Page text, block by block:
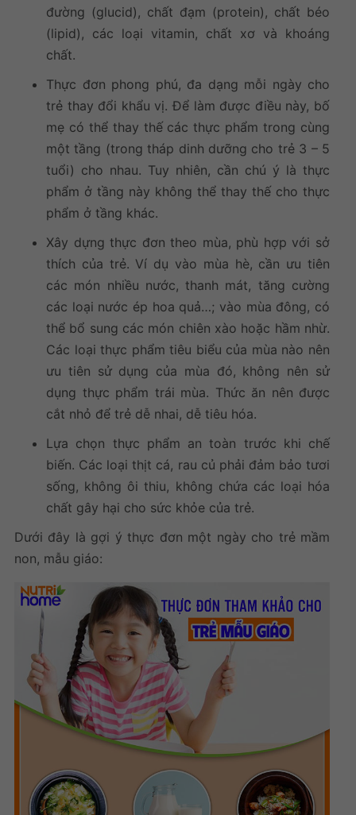
đường (glucid), chất đạm (protein), chất béo
(lipid), các loại vitamin, chất xơ và khoáng
chất.
Thực đơn phong phú, đa dạng mỗi ngày cho
trẻ thay đổi khẩu vị. Để làm được điều này, bố
mẹ có thể thay thế các thực phẩm trong cùng
một tầng (trong tháp dinh dưỡng cho trẻ 3 – 5
tuổi) cho nhau. Tuy nhiên, cần chú ý là thực
phẩm ở tầng này không thể thay thế cho thực
phẩm ở tầng khác.
Xây dựng thực đơn theo mùa, phù hợp với sở
thích của trẻ. Ví dụ vào mùa hè, cần ưu tiên
các món nhiều nước, thanh mát, tăng cường
các loại nước ép hoa quả…; vào mùa đông, có
thể bổ sung các món chiên xào hoặc hầm nhừ.
Các loại thực phẩm tiêu biểu của mùa nào nên
ưu tiên sử dụng của mùa đó, không nên sử
dụng thực phẩm trái mùa. Thức ăn nên được
cắt nhỏ để trẻ dễ nhai, dễ tiêu hóa.
Lựa chọn thực phẩm an toàn trước khi chế
biến. Các loại thịt cá, rau củ phải đảm bảo tươi
sống, không ôi thiu, không chứa các loại hóa
chất gây hại cho sức khỏe của trẻ.
Dưới đây là gợi ý thực đơn một ngày cho trẻ mầm
non, mẫu giáo: